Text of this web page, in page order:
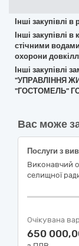
Інші закупівлі
Інші закупівлі
стічними водами
охорони
Інші
"УПРАВЛІННЯ
"ГОСТОМЕЛЬ"
Вас може
Виконавчий
селищної
Очікувана
650